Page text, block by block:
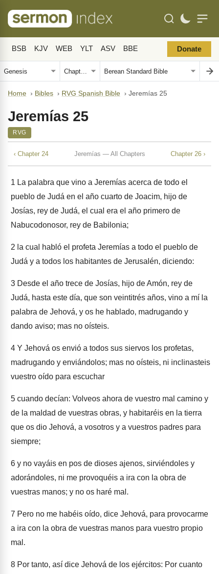
BSB KJV WEB YLT ASV BBE Donate
Home › Bibles › RVG Spanish Bible › Jeremías 25
Jeremías 25
RVG
‹ Chapter 24 Jeremías — All Chapters Chapter 26 ›
1 La palabra que vino a Jeremías acerca de todo el
pueblo de Judá en el año cuarto de Joacim, hijo de
Josías, rey de Judá, el cual era el año primero de
Nabucodonosor, rey de Babilonia;
2 la cual habló el profeta Jeremías a todo el pueblo de
Judá y a todos los habitantes de Jerusalén, diciendo:
3 Desde el año trece de Josías, hijo de Amón, rey de
Judá, hasta este día, que son veintitrés años, vino a mí la
palabra de Jehová, y os he hablado, madrugando y
dando aviso; mas no oísteis.
4 Y Jehová os envió a todos sus siervos los profetas,
madrugando y enviándolos; mas no oísteis, ni inclinasteis
vuestro oído para escuchar
5 cuando decían: Volveos ahora de vuestro mal camino y
de la maldad de vuestras obras, y habitaréis en la tierra
que os dio Jehová, a vosotros y a vuestros padres para
siempre;
6 y no vayáis en pos de dioses ajenos, sirviéndoles y
adorándoles, ni me provoquéis a ira con la obra de
vuestras manos; y no os haré mal.
7 Pero no me habéis oído, dice Jehová, para provocarme
a ira con la obra de vuestras manos para vuestro propio
mal.
8 Por tanto, así dice Jehová de los ejércitos: Por cuanto